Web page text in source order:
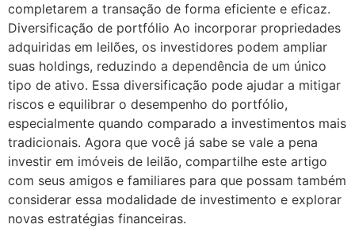
completarem a transação de forma eficiente e eficaz.
Diversificação de portfólio Ao incorporar propriedades
adquiridas em leilões, os investidores podem ampliar
suas holdings, reduzindo a dependência de um único
tipo de ativo. Essa diversificação pode ajudar a mitigar
riscos e equilibrar o desempenho do portfólio,
especialmente quando comparado a investimentos mais
tradicionais. Agora que você já sabe se vale a pena
investir em imóveis de leilão, compartilhe este artigo
com seus amigos e familiares para que possam também
considerar essa modalidade de investimento e explorar
novas estratégias financeiras.